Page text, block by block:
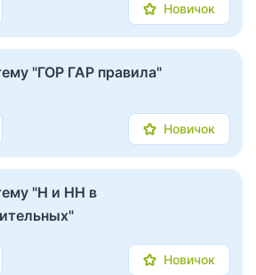
Новичок
"ГОР ГАР правила"
Новичок
"Н и НН в
Новичок